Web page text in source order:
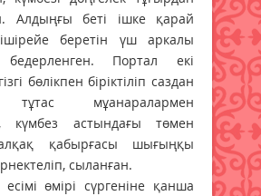
Алдыңғы беті ішке қарай
беретін үш аркалы
бедерленген. Портал екі
бөлікпен біріктіліп саздан
тұтас мұанаралармен
күмбез астындағы төмен
қабырғасы шығыңқы
сыланған.
өмірі сүргеніне қанша